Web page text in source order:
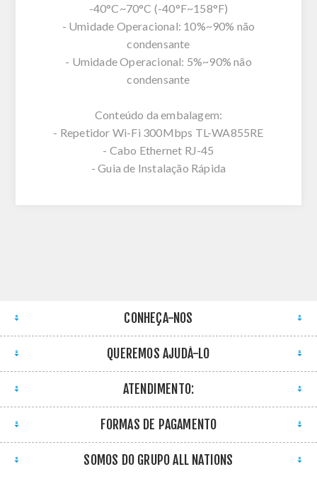
-40°C~70°C (-40°F~158°F)
- Umidade Operacional: 10%~90% não
condensante
- Umidade Operacional: 5%~90% não
condensante
Conteúdo da embalagem:
- Repetidor Wi-Fi 300Mbps TL-WA855RE
- Cabo Ethernet RJ-45
- Guia de Instalação Rápida
CONHEÇA-NOS
QUEREMOS AJUDÁ-LO
ATENDIMENTO:
FORMAS DE PAGAMENTO
SOMOS DO GRUPO ALL NATIONS